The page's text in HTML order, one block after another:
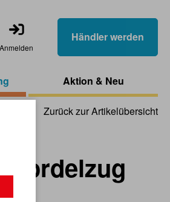
Anmelden
Händler werden
Aktion & Neu
Zurück zur Artikelübersicht